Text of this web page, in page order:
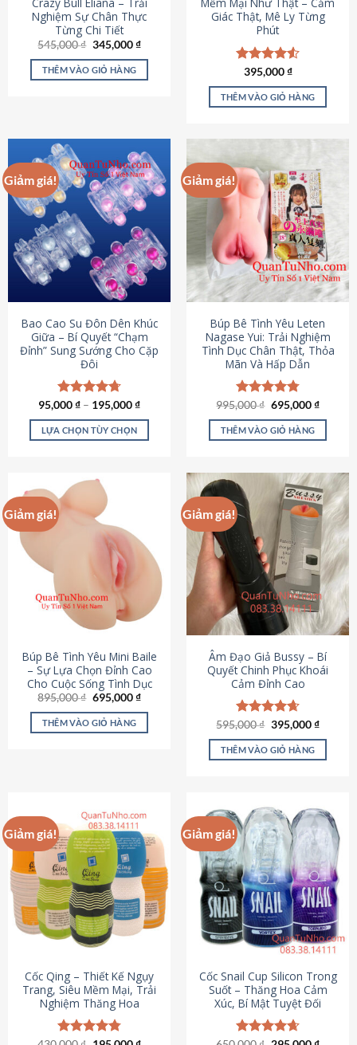
Crazy Bull Eliana – Trải
Nghiệm Sự Chân Thực
Từng Chi Tiết
545,000₫ Giá
là:
545,000 ₫.
345,000₫Giá
tại
THÊM VÀO GIỎ HÀNG
Mềm Mại Như Thật – Cảm
Giác Thật, Mê Ly Từng
Phút
Được xếp
hạng4.53
5 sao
395,000₫
THÊM VÀO GIỎ HÀNG
Giảm giá!
Bao Cao Su Đôn Dên Khúc
Giữa – Bí Quyết “Chạm
Đỉnh” Sung Sướng Cho Cặp
Đôi
Được xếp
hạng4.70
5 sao
95,000₫ – 195,000₫
LỰA CHỌN TÙY CHỌN
này
nhiều
biến
thể.
chọn
thể
chọn
trên
trang
sản
phẩm
Giảm giá!
Búp Bê Tình Yêu Leten
Nagase Yui: Trải Nghiệm
Tình Dục Chân Thật, Thỏa
Mãn Và Hấp Dẫn
Được xếp
hạng4.80
5 sao
995,000₫ Giá
là:
995,000 ₫.
695,000₫Giá
tại
THÊM VÀO GIỎ HÀNG
Giảm giá!
Búp Bê Tình Yêu Mini Baile
– Sự Lựa Chọn Đỉnh Cao
Cho Cuộc Sống Tình Dục
895,000₫ Giá
là:
895,000 ₫.
695,000₫Giá
tại
THÊM VÀO GIỎ HÀNG
Giảm giá!
Âm Đạo Giả Bussy – Bí
Quyết Chinh Phục Khoái
Cảm Đỉnh Cao
Được xếp
hạng4.64
5 sao
595,000₫ Giá
là:
595,000 ₫.
395,000₫Giá
tại
THÊM VÀO GIỎ HÀNG
Giảm giá!
Cốc Qing – Thiết Kế Ngụy
Trang, Siêu Mềm Mại, Trải
Nghiệm Thăng Hoa
Giảm giá!
Cốc Snail Cup Silicon Trong
Suốt – Thăng Hoa Cảm
Xúc, Bí Mật Tuyệt Đối